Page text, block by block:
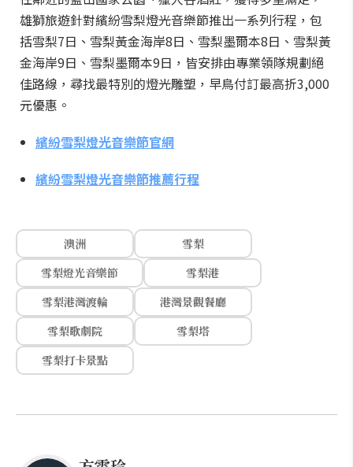
雄獅旅遊針對繽紛雪梨燈光音樂節推出一系列行程，包
括雪梨7日、雪梨黃金海岸8日、雪梨墨爾本8日、雪梨黃
金海岸9日、雪梨墨爾本9日，皆安排由專業領隊規劃絕
佳路線，尋找最特別的燈光雕塑，早鳥付訂最高折3,000
元優惠。
繽紛雪梨燈光音樂節官網
繽紛雪梨燈光音樂節推薦行程
澳洲
雪梨
雪梨燈光音樂節
雪梨港
雪梨港灣渡輪
港灣景觀餐廳
雪梨歌劇院
雪梨塔
雪梨打卡景點